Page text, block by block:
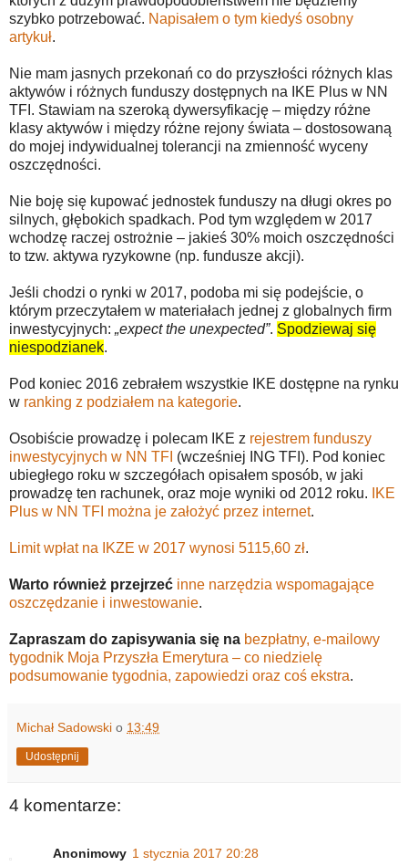
szybko potrzebować. Napisałem o tym kiedyś osobny
artykuł.
Nie mam jasnych przekonań co do przyszłości różnych klas
aktywów i różnych funduszy dostępnych na IKE Plus w NN
TFI. Stawiam na szeroką dywersyfikację – między różne
klasy aktywów i między różne rejony świata – dostosowaną
do mojej indywidualnej tolerancji na zmienność wyceny
oszczędności.
Nie boję się kupować jednostek funduszy na długi okres po
silnych, głębokich spadkach. Pod tym względem w 2017
wchodzę raczej ostrożnie – jakieś 30% moich oszczędności
to tzw. aktywa ryzykowne (np. fundusze akcji).
Jeśli chodzi o rynki w 2017, podoba mi się podejście, o
którym przeczytałem w materiałach jednej z globalnych firm
inwestycyjnych: „expect the unexpected”. Spodziewaj się
niespodzianek.
Pod koniec 2016 zebrałem wszystkie IKE dostępne na rynku
w ranking z podziałem na kategorie.
Osobiście prowadzę i polecam IKE z rejestrem funduszy
inwestycyjnych w NN TFI (wcześniej ING TFI). Pod koniec
ubiegłego roku w szczegółach opisałem sposób, w jaki
prowadzę ten rachunek, oraz moje wyniki od 2012 roku.
IKE
Plus w NN TFI można je założyć przez internet.
Limit wpłat na IKZE w 2017 wynosi 5115,60 zł.
Warto również przejrzeć inne narzędzia wspomagające
oszczędzanie i inwestowanie.
Zapraszam do zapisywania się na bezpłatny, e-mailowy
tygodnik Moja Przyszła Emerytura – co niedzielę
podsumowanie tygodnia, zapowiedzi oraz coś ekstra.
Michał Sadowski o 13:49
Udostępnij
4 komentarze:
Anonimowy 1 stycznia 2017 20:28